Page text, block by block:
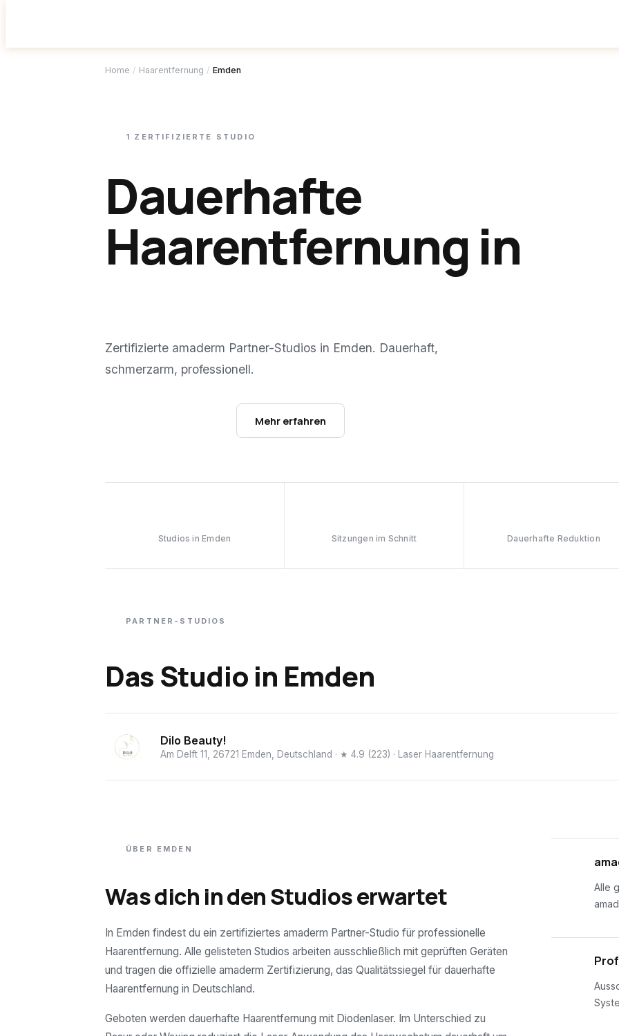
Home / Haarentfernung / Emden
1 ZERTIFIZIERTE STUDIO
Dauerhafte
Haarentfernung in
Zertifizierte amaderm Partner-Studios in Emden. Dauerhaft,
schmerzarm, professionell.
Mehr erfahren
Studios in Emden Sitzungen im Schnitt Dauerhafte Reduktion
PARTNER-STUDIOS
Das Studio in Emden
Dilo Beauty!
Am Delft 11, 26721 Emden, Deutschland · ★ 4.9 (223) · Laser Haarentfernung
ÜBER EMDEN
Was dich in den Studios erwartet
In Emden findest du ein zertifiziertes amaderm Partner-Studio für professionelle
Haarentfernung. Alle gelisteten Studios arbeiten ausschließlich mit geprüften Geräten
und tragen die offizielle amaderm Zertifizierung, das Qualitätssiegel für dauerhafte
Haarentfernung in Deutschland.
Geboten werden dauerhafte Haarentfernung mit Diodenlaser. Im Unterschied zu
Alle